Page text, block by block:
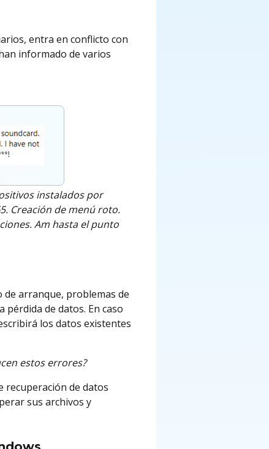
entra en conflicto con
informado de varios
instalados por
Creación de menú roto.
Am hasta el punto
de arranque, problemas de
de datos. En caso
los datos existentes
estos errores?
recuperación de datos
sus archivos y